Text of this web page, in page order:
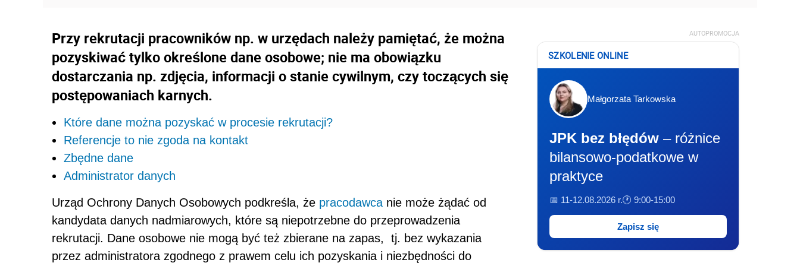
Przy rekrutacji pracowników np. w urzędach należy pamiętać, że można
pozyskiwać tylko określone dane osobowe; nie ma obowiązku
dostarczania np. zdjęcia, informacji o stanie cywilnym, czy toczących się
postępowaniach karnych.
Które dane można pozyskać w procesie rekrutacji?
Referencje to nie zgoda na kontakt
Zbędne dane
Administrator danych
Urząd Ochrony Danych Osobowych podkreśla, że pracodawca nie może żądać od
kandydata danych nadmiarowych, które są niepotrzebne do przeprowadzenia
rekrutacji. Dane osobowe nie mogą być też zbierane na zapas, tj. bez wykazania
przez administratora zgodnego z prawem celu ich pozyskania i niezbędności do
AUTOPROMOCJA
SZKOLENIE ONLINE
Małgorzata Tarkowska
JPK bez błędów – różnice
bilansowo-podatkowe w
praktyce
📅 11-12.08.2026 r.🕐 9:00-15:00
Zapisz się